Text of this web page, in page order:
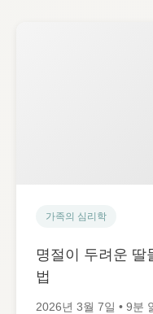
가족의 심리학
명절이 두려운 딸
법
2026년 3월 7일 • 9분